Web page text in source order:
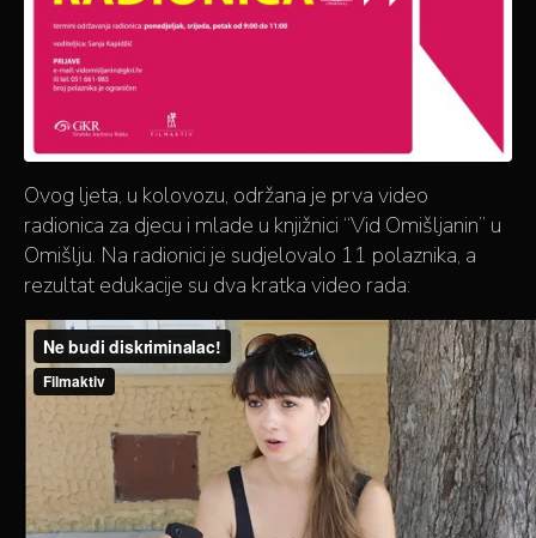
Ovog ljeta, u kolovozu, održana je prva video
radionica za djecu i mlade u knjižnici “Vid Omišljanin” u
Omišlju. Na radionici je sudjelovalo 11 polaznika, a
rezultat edukacije su dva kratka video rada: